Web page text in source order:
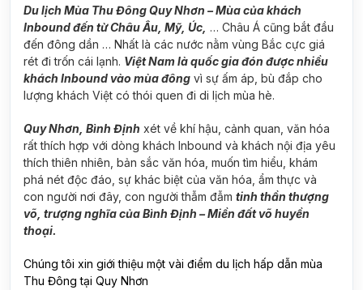
Du lịch Mùa Thu Đông Quy Nhơn – Mùa của khách
Inbound đến từ Châu Âu, Mỹ, Úc, … Châu Á cũng bắt đầu
đến đông dần … Nhất là các nước nằm vùng Bắc cực giá
rét đi trốn cái lạnh. Việt Nam là quốc gia đón được nhiều
khách Inbound vào mùa đông vì sự ấm áp, bù đắp cho
lượng khách Việt có thói quen đi di lịch mùa hè.
Quy Nhơn, Bình Định xét về khí hậu, cảnh quan, văn hóa
rất thích hợp với dòng khách Inbound và khách nội địa yêu
thích thiên nhiên, bản sắc văn hóa, muốn tìm hiểu, khám
phá nét độc đáo, sự khác biệt của văn hóa, ẩm thực và
con người nơi đây, con người thẫm đẫm tinh thần thượng
võ, trượng nghĩa của Bình Định – Miền đất võ huyền
thoại.
Chúng tôi xin giới thiệu một vài điểm du lịch hấp dẫn mùa
Thu Đông tại Quy Nhơn